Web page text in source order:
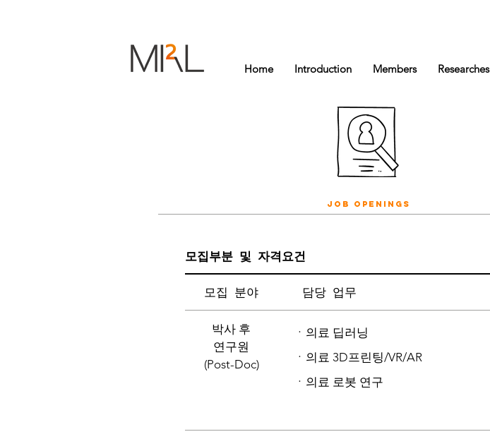
Home Introduction Members Researches
Job openings
​모집부분 및 자격요건
​모집 분야 담당 업무
박사 후
연구원
(Post-Doc)
ㆍ의료 딥러닝
ㆍ의료 3D프린팅/VR/AR
ㆍ의료 로봇 연구